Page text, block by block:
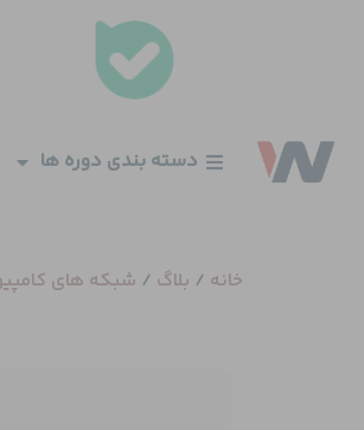
دسته بندی دوره ها
خانه / بلاگ / شبکه های